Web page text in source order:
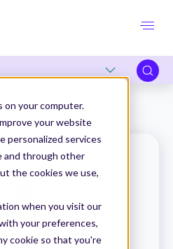
on your computer.
your website
personalized services
and through other
the cookies we use,
when you visit our
your preferences,
cookie so that you're